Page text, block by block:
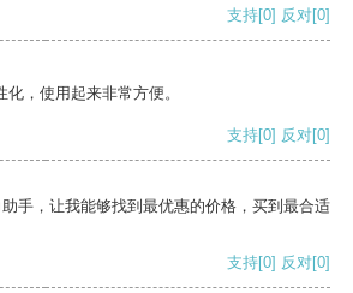
支持[0] 反对[0]
，使用起来非常方便。
支持[0] 反对[0]
手，让我能够找到最优惠的价格，买到最合适
支持[0] 反对[0]